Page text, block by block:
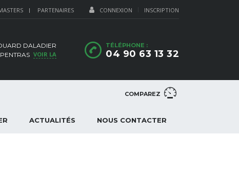
CONNEXION INSCRIPTION
PARTENAIRES
TÉLÉPHONE :
04 90 63 13 32
DALADIER
VOIR LA
COMPAREZ
ACTUALITÉS NOUS CONTACTER